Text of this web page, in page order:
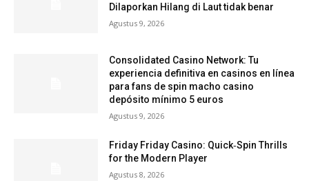
Dilaporkan Hilang di Laut tidak benar
Agustus 9, 2026
Consolidated Casino Network: Tu
experiencia definitiva en casinos en línea
para fans de spin macho casino
depósito mínimo 5 euros
Agustus 9, 2026
Friday Friday Casino: Quick‑Spin Thrills
for the Modern Player
Agustus 8, 2026